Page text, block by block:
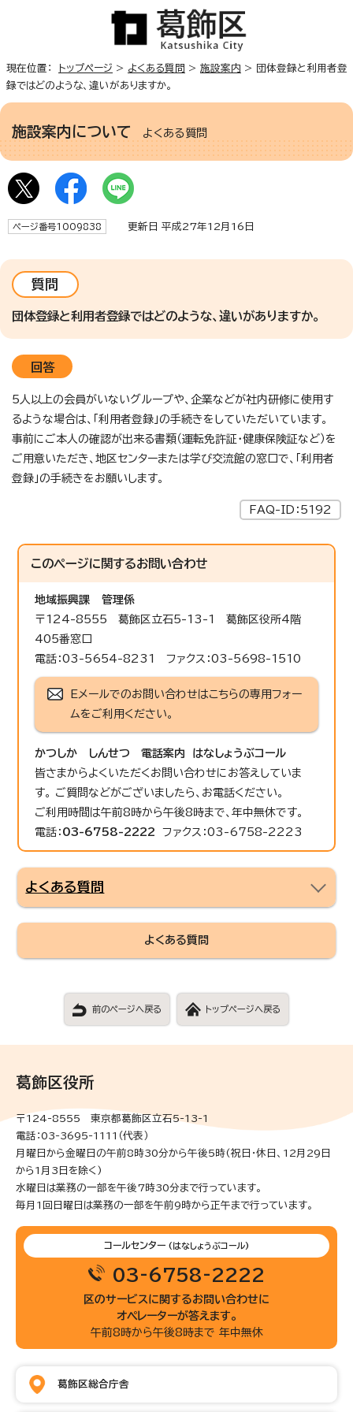
現在位置： トップページ > よくある質問 > 施設案内 > 団体登録と利用者登
録ではどのような、違いがありますか。
施設案内について よくある質問
ページ番号1009838 更新日 平成27年12月16日
質問
団体登録と利用者登録ではどのような、違いがありますか。
回答
5人以上の会員がいないグループや、企業などが社内研修に使用す
るような場合は、「利用者登録」の手続きをしていただいています。
事前にご本人の確認が出来る書類（運転免許証・健康保険証など）を
ご用意いただき、地区センターまたは学び交流館の窓口で、「利用者
登録」の手続きをお願いします。
FAQ-ID：5192
このページに関するお問い合わせ
地域振興課
管理係
〒124-8555 葛飾区立石5-13-1 葛飾区役所4階
405番窓口
電話：03-5654-8231 ファクス：03-5698-1510
Eメールでのお問い合わせはこちらの専用フォー
ムをご利用ください。
かつしか しんせつ 電話案内 はなしょうぶコール
皆さまからよくいただくお問い合わせにお答えしていま
す。 ご質問などがございましたら、お電話ください。
ご利用時間は午前8時から午後8時まで、年中無休です。
電話： 03-6758-2222 ファクス：03-6758-2223
よくある質問
よくある質問
前のページへ戻る トップページへ戻る
葛飾区役所
〒124-8555 東京都葛飾区立石5-13-1
電話：03-3695-1111（代表）
月曜日から金曜日の午前8時30分から午後5時(祝日・休日、12月29日
から1月3日を除く)
水曜日は業務の一部を午後7時30分まで行っています。
毎月1回日曜日は業務の一部を午前9時から正午まで行っています。
コールセンター (はなしょうぶコール)
03-6758-2222
区のサービスに関するお問い合わせに
オペレーターが答えます。
午前8時から午後8時まで 年中無休
葛飾区総合庁舎